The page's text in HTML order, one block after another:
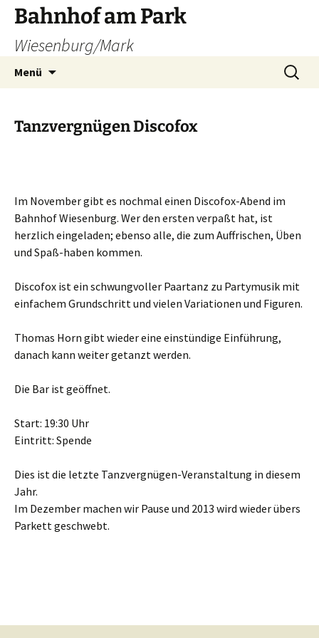
Zum
Inhalt
springen
Bahnhof am Park
Wiesenburg/Mark
Menü
Suchen
nach:
Tanzvergnügen Discofox
Im November gibt es nochmal einen Discofox-Abend im
Bahnhof Wiesenburg. Wer den ersten verpaßt hat, ist
herzlich eingeladen; ebenso alle, die zum Auffrischen, Üben
und Spaß-haben kommen.
Discofox ist ein schwungvoller Paartanz zu Partymusik mit
einfachem Grundschritt und vielen Variationen und Figuren.
Thomas Horn gibt wieder eine einstündige Einführung,
danach kann weiter getanzt werden.
Die Bar ist geöffnet.
Start: 19:30 Uhr
Eintritt: Spende
Dies ist die letzte Tanzvergnügen-Veranstaltung in diesem
Jahr.
Im Dezember machen wir Pause und 2013 wird wieder übers
Parkett geschwebt.